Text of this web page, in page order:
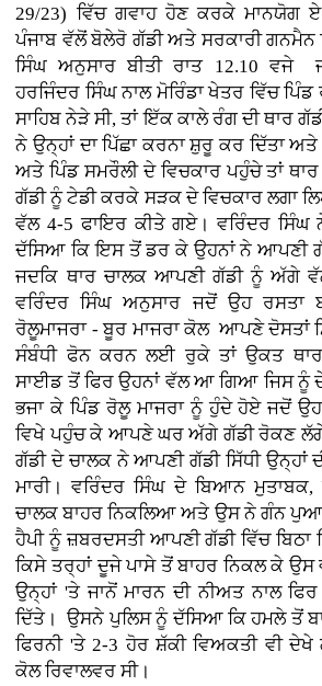
29/23) ਵਿੱਚ ਗਵਾਹ ਹੋਣ ਕਰਕੇ ਮਾਨਯੋਗ
ਪੰਜਾਬ ਵੱਲੋਂ ਬੋਲੇਰੋ ਗੱਡੀ ਅਤੇ ਸਰਕਾਰੀ ਗਨਮੈਨ
ਸਿੰਘ ਅਨੁਸਾਰ ਬੀਤੀ ਰਾਤ 12.10 ਵਜੇ
ਹਰਜਿੰਦਰ ਸਿੰਘ ਨਾਲ ਮੋਰਿੰਡਾ ਖੇਤਰ ਵਿੱਚ
ਸਾਹਿਬ ਨੇੜੇ ਸੀ, ਤਾਂ ਇੱਕ ਕਾਲੇ ਰੰਗ ਦੀ ਥਾਰ
ਨੇ ਉਨ੍ਹਾਂ ਦਾ ਪਿੱਛਾ ਕਰਨਾ ਸ਼ੁਰੂ ਕਰ ਦਿੱਤਾ
ਅਤੇ ਪਿੰਡ ਸਮਰੌਲੀ ਦੇ ਵਿਚਕਾਰ ਪਹੁੰਚੇ ਤਾਂ
ਗੱਡੀ ਨੂੰ ਟੇਡੀ ਕਰਕੇ ਸੜਕ ਦੇ ਵਿਚਕਾਰ ਲਗਾ
ਵੱਲ 4-5 ਫਾਇਰ ਕੀਤੇ ਗਏ। ਵਰਿੰਦਰ
ਦੱਸਿਆ ਕਿ ਇਸ ਤੋਂ ਡਰ ਕੇ ਉਹਨਾਂ ਨੇ ਆਪਣੀ
ਜਦਕਿ ਥਾਰ ਚਾਲਕ ਆਪਣੀ ਗੱਡੀ ਨੂੰ ਅੱਗੇ
ਵਰਿੰਦਰ ਸਿੰਘ ਅਨੁਸਾਰ ਜਦੋਂ ਉਹ
ਰੋਲੂਮਾਜਰਾ - ਬੂਰ ਮਾਜਰਾ ਕੋਲ ਆਪਣੇ ਦੋਸਤਾਂ
ਸੰਬੰਧੀ ਫੋਨ ਕਰਨ ਲਈ ਰੁਕੇ ਤਾਂ ਉਕਤ ਥਾਰ
ਸਾਈਡ ਤੋਂ ਫਿਰ ਉਹਨਾਂ ਵੱਲ ਆ ਗਿਆ ਜਿਸ ਨੂੰ
ਭਜਾ ਕੇ ਪਿੰਡ ਰੋਲੂ ਮਾਜਰਾ ਨੂੰ ਹੁੰਦੇ ਹੋਏ ਜਦੋਂ
ਵਿਖੇ ਪਹੁੰਚ ਕੇ ਆਪਣੇ ਘਰ ਅੱਗੇ ਗੱਡੀ ਰੋਕਣ ਲੱਗੇ
ਗੱਡੀ ਦੇ ਚਾਲਕ ਨੇ ਆਪਣੀ ਗੱਡੀ ਸਿੱਧੀ ਉਨ੍ਹਾਂ
ਮਾਰੀ। ਵਰਿੰਦਰ ਸਿੰਘ ਦੇ ਬਿਆਨ
ਚਾਲਕ ਬਾਹਰ ਨਿਕਲਿਆ ਅਤੇ ਉਸ ਨੇ ਗੰਨ
ਹੈਪੀ ਨੂੰ ਜ਼ਬਰਦਸਤੀ ਆਪਣੀ ਗੱਡੀ ਵਿੱਚ
ਕਿਸੇ ਤਰ੍ਹਾਂ ਦੂਜੇ ਪਾਸੇ ਤੋਂ ਬਾਹਰ ਨਿਕਲ ਕੇ
ਉਨ੍ਹਾਂ 'ਤੇ ਜਾਨੋਂ ਮਾਰਨ ਦੀ ਨੀਅਤ ਨਾਲ
ਦਿੱਤੇ। ਉਸਨੇ ਪੁਲਿਸ ਨੂੰ ਦੱਸਿਆ ਕਿ ਹਮਲੇ ਤੋਂ
ਫਿਰਨੀ 'ਤੇ 2-3 ਹੋਰ ਸ਼ੱਕੀ ਵਿਅਕਤੀ ਵੀ
ਕੋਲ ਰਿਵਾਲਵਰ ਸੀ।